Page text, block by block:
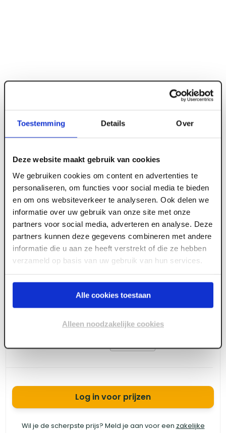
Toestemming Details Over
Deze website maakt gebruik van cookies
We gebruiken cookies om content en advertenties te
personaliseren, om functies voor social media te bieden
en om ons websiteverkeer te analyseren. Ook delen we
informatie over uw gebruik van onze site met onze
partners voor social media, adverteren en analyse. Deze
partners kunnen deze gegevens combineren met andere
informatie die u aan ze heeft verstrekt of die ze hebben
verzameld op basis van uw gebruik van hun services.
Alle cookies toestaan
Alleen noodzakelijke cookies
ART000008
28 x 45 mm Vuren geschaafd FSC
Lengte Voorraad Aantal Totaal
2700 mm 670+
3000 mm 800+
Log in voor prijzen
Wil je de scherpste prijs? Meld je aan voor een zakelijke